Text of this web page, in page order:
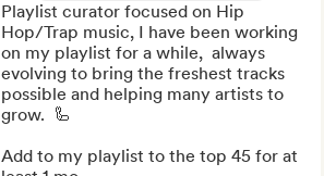
Playlist curator focused on Hip
Hop/Trap music, I have been working
on my playlist for a while,  always
evolving to bring the freshest tracks
possible and helping many artists to
grow.  🦾
Add to my playlist to the top 45 for at